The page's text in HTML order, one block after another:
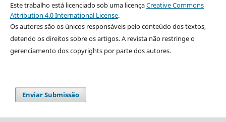
Este trabalho está licenciado sob uma licençaCreative Commons
Attribution 4.0 International License.
Os autores são os únicos responsáveis pelo conteúdo dos textos,
detendo os direitos sobre os artigos. A revista não restringe o
gerenciamento dos copyrights por parte dos autores.
Enviar Submissão